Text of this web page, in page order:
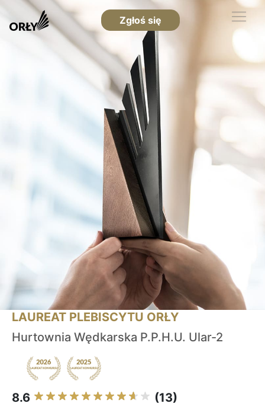
Zgłoś się
LAUREAT PLEBISCYTU ORŁY
Hurtownia Wędkarska P.P.H.U. Ular-2
8.6 (13)